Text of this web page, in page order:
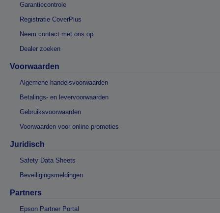
Garantiecontrole
Registratie CoverPlus
Neem contact met ons op
Dealer zoeken
Voorwaarden
Algemene handelsvoorwaarden
Betalings- en levervoorwaarden
Gebruiksvoorwaarden
Voorwaarden voor online promoties
Juridisch
Safety Data Sheets
Beveiligingsmeldingen
Partners
Epson Partner Portal